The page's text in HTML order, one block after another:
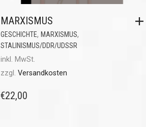
MARXISMUS
GESCHICHTE, MARXISMUS,
STALINISMUS/DDR/UDSSR
inkl. MwSt.
zzgl. Versandkosten
€22,00